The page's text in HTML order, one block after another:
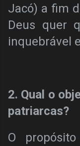
Jacó) a fim
Deus quer
inquebrável
2. Qual o
patriarcas?
O